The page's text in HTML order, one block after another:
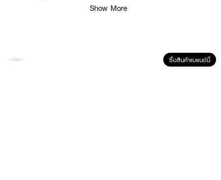
● ติดทนได้ยาวนานขึ้นเมื่อทำงานคู่กับฟิล์มโพลีเมอร์
● สี Black
Show More
ซื้อสินค้าแบรนด์นี้